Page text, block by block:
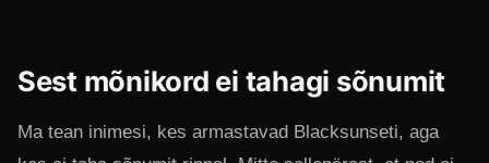
Sest mõnikord ei tahagi sõnumit
Ma tean inimesi, kes armastavad Blacksunseti, aga